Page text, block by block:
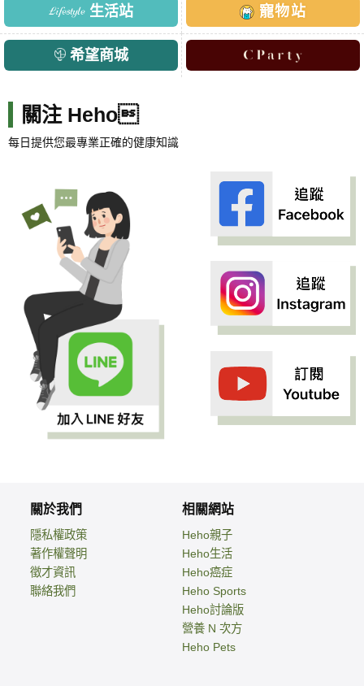
生活站 寵物站
希望商城
關注 Heho
每日提供您最專業正確的健康知識
關於我們
隱私權政策
著作權聲明
徵才資訊
聯絡我們
相關網站
Heho親子
Heho生活
Heho癌症
Heho Sports
Heho討論版
營養 N 次方
Heho Pets